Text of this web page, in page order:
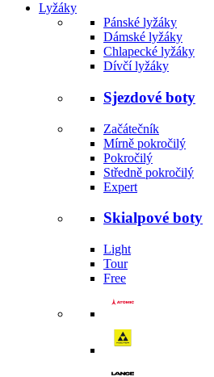
Lyžáky
Pánské lyžáky
Dámské lyžáky
Chlapecké lyžáky
Dívčí lyžáky
Sjezdové boty
Začátečník
Mírně pokročilý
Pokročilý
Středně pokročilý
Expert
Skialpové boty
Light
Tour
Free